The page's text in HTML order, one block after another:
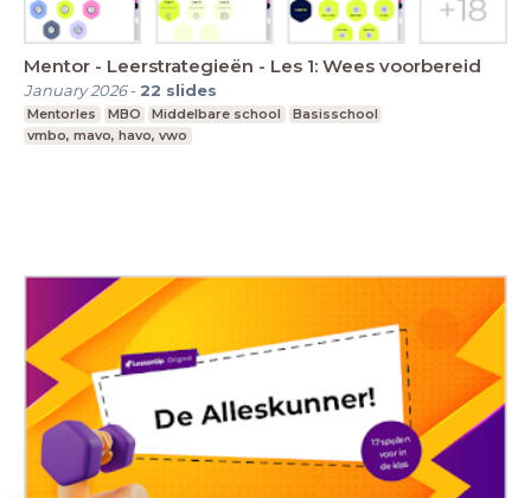
Mentor - Leerstrategieën - Les 1: Wees voorbereid
January 2026- 22 slides
Mentorles MBO Middelbare school
Basisschool
vmbo, mavo, havo, vwo